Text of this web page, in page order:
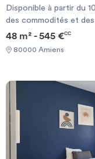
Disponible à partir du
des commodités et
location cet
des placards, un
salle de bain. Le bien
charges. Candidatez
informations sur les
disponibles sur le site
48 m² - 545 €CC
80000 Amiens